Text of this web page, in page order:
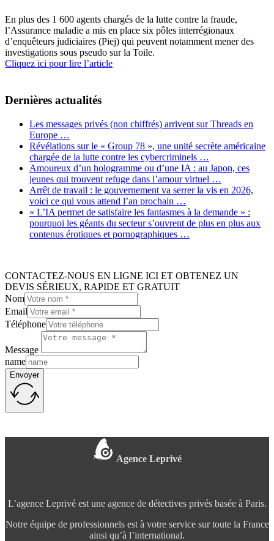
En plus des 1 600 agents chargés de la lutte contre la fraude,
l’Assurance maladie a mis en place six pôles interrégionaux
d’enquêteurs judiciaires (Piej) qui peuvent notamment mener des
investigations sous pseudo sur la Toile.
Cliquez ici pour lire l’article
Dernières actualités
Les messages privés (non chiffrés) arrivent sur Threads en
Europe …
Révélations sur le « Group 78 », une unité secrète américaine
chargée de la lutte contre les cybercriminels …
Amoureux d’un hologramme ou d’une IA : au Japon, ces
jeunes qui trouvent refuge dans l’amour virtuel …
Arrêt de travail : le gouvernement va serrer la vis en 2026,
voici ce qui vous attend l’an prochain …
« L’IA permet de satisfaire les fantasmes à la demande » :
pourquoi les géants du secteur s’ouvrent de plus en plus aux
contenus érotiques et pornographiques …
CONTACTEZ-NOUS EN LIGNE ICI ET OBTENEZ UN
DEVIS SÉRIEUX, RAPIDE ET GRATUIT
Nom
Email
Téléphone
Message
name
Envoyer
Agence Leprivé
L’agence Leprivé est une agence de détectives privés basée à Paris.
Notre équipe de professionnels est à votre service sur toute la France
ainsi qu’à l’international.